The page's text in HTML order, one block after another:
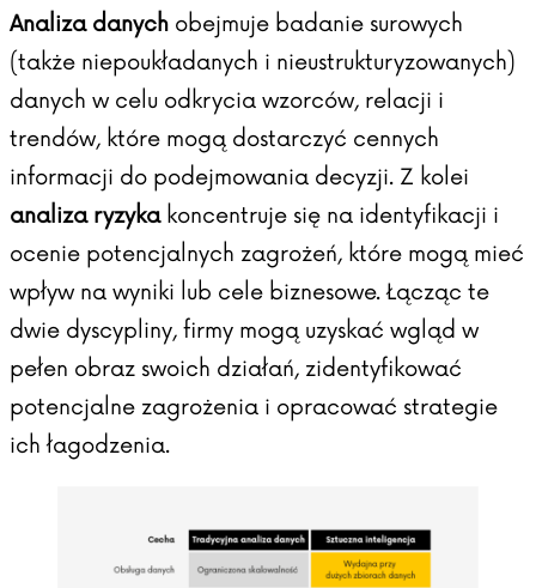
Analiza danych obejmuje badanie surowych
(także niepoukładanych i nieustrukturyzowanych)
danych w celu odkrycia wzorców, relacji i
trendów, które mogą dostarczyć cennych
informacji do podejmowania decyzji. Z kolei
analiza ryzyka koncentruje się na identyfikacji i
ocenie potencjalnych zagrożeń, które mogą mieć
wpływ na wyniki lub cele biznesowe. Łącząc te
dwie dyscypliny, firmy mogą uzyskać wgląd w
pełen obraz swoich działań, zidentyfikować
potencjalne zagrożenia i opracować strategie
ich łagodzenia.